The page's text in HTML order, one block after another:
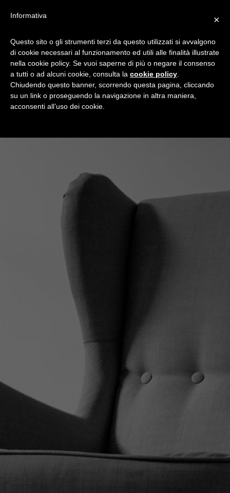
×
Informativa
Questo sito o gli strumenti terzi da questo utilizzati si avvalgono
di cookie necessari al funzionamento ed utili alle finalità illustrate
nella cookie policy. Se vuoi saperne di più o negare il consenso
a tutti o ad alcuni cookie, consulta la cookie policy
Chiudendo questo banner, scorrendo questa pagina, cliccando
su un link o proseguendo la navigazione in altra maniera,
acconsenti all’uso dei cookie.